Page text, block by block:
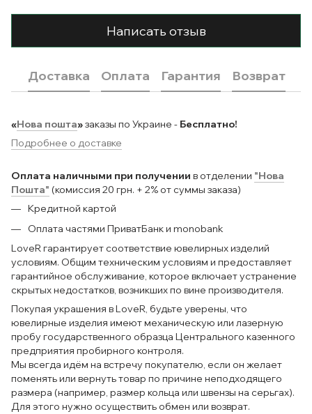
Написать отзыв
Доставка Оплата Гарантия Возврат
«Нова пошта»заказы по Украине - Бесплатно!
Подробнее о доставке
Оплата наличными при получении в отделении "Нова
Пошта" (комиссия 20 грн. + 2% от суммы заказа)
Кредитной картой
Оплата частями ПриватБанк и monobank
LoveR гарантирует соответствие ювелирных изделий
условиям. Общим техническим условиям и предоставляет
гарантийное обслуживание, которое включает устранение
скрытых недостатков, возникших по вине производителя.
Покупая украшения в LoveR, будьте уверены, что
ювелирные изделия имеют механическую или лазерную
пробу государственного образца Центрального казенного
предприятия пробирного контроля.
Мы всегда идём на встречу покупателю, если он желает
поменять или вернуть товар по причине неподходящего
размера (например, размер кольца или швензы на серьгах).
Для этого нужно осуществить обмен или возврат.